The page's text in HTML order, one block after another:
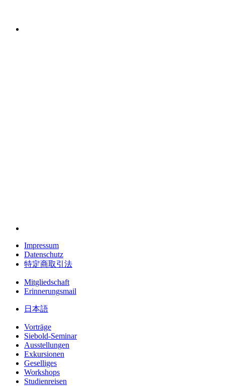
Impressum
Datenschutz
特定商取引法
Mitgliedschaft
Erinnerungsmail
日本語
Vorträge
Siebold-Seminar
Ausstellungen
Exkursionen
Geselliges
Workshops
Studienreisen